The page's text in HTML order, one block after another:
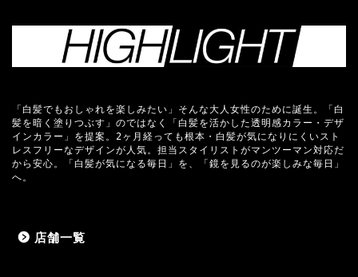
「白髪でもおしゃれを楽しみたい」そんな大人女性のために誕生。「白
髪を暗く塗りつぶす」のではなく「白髪を活かした透明感カラー・デザ
インカラー」を提案。2ヶ月経っても根本・白髪が気になりにくいスト
レスフリーなデザインが人気。担当スタイリストがマンツーマン対応だ
から安心。「白髪が気になる毎日」を、「鏡を見るのが楽しみな毎日」
へ。
店舗一覧